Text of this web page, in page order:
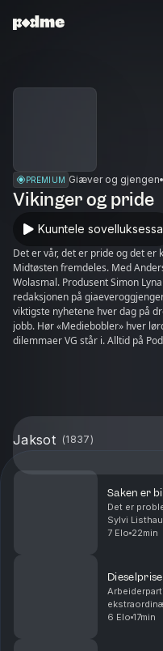
PREMIUM Giæver og gjengen
Vikinger og pride
Kuuntele sovelluksessa
Det er vår, det er pride og det er
Midtøsten fremdeles. Med
Wolasmal. Produsent Simon
redaksjonen på
viktigste nyhetene hver dag på
jobb. Hør «Mediebobler» hver
dilemmaer VG står i. Alltid på
Jaksot (1837)
Saken er
Det er
Sylvi
Rødt går
7 Elo 22min
stredet blir
6 Elo 17min